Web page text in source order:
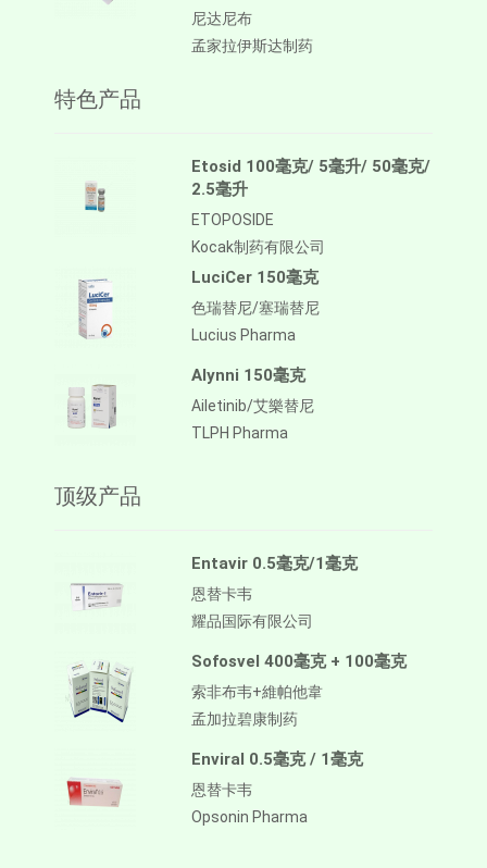
尼达尼布
孟家拉伊斯达制药
特色产品
Etosid 100毫克/ 5毫升/ 50毫克/
2.5毫升
ETOPOSIDE
Kocak制药有限公司
LuciCer 150毫克
色瑞替尼/塞瑞替尼
Lucius Pharma
Alynni 150毫克
Ailetinib/艾樂替尼
TLPH Pharma
顶级产品
Entavir 0.5毫克/1毫克
恩替卡韦
耀品国际有限公司
Sofosvel 400毫克 + 100毫克
索非布韦+維帕他韋
孟加拉碧康制药
Enviral 0.5毫克 / 1毫克
恩替卡韦
Opsonin Pharma